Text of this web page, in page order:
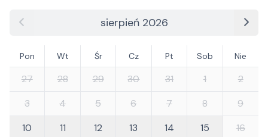
sierpień 2026
Pon Wt Śr Cz Pt Sob Nie
27 28 29 30 31 1
2
3
4 5 6 7 8
9
10
11 12 13 14 15
16